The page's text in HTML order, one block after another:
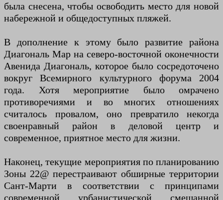
была снесена, чтобы освободить место для новой
набережной и общедоступных пляжей.
В дополнение к этому было развитие района
Диагональ Мар на северо-восточной оконечности
Авенида Диагональ, которое было сосредоточено
вокруг Всемирного культурного форума 2004
года. Хотя мероприятие было омрачено
противоречиями и во многих отношениях
считалось провалом, оно превратило некогда
своенравный район в деловой центр и
современное, приятное место для жизни.
Наконец, текущие мероприятия по планированию
Зоны 22@ перестраивают обширные территории
Сант-Марти в соответствии с принципами
современной урбанистической смешанной